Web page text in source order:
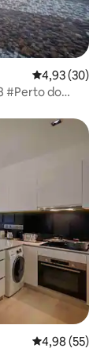
4,93 de uma
4,93 (30)
#Perto do
4,98 de uma
4,98 (55)